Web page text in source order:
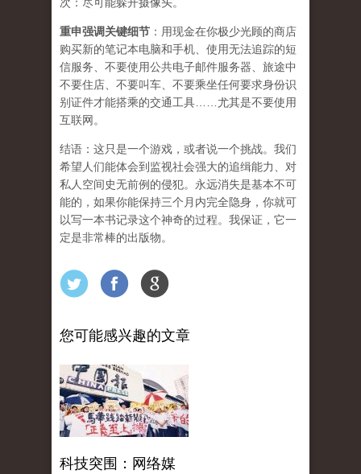
重申强调关键细节 ：用现金在你极少光顾的商店
购买新的笔记本电脑和手机、使用无法追踪的短
信服务、不要使用公共电子邮件服务器、旅途中
不要住店、不要叫车、不要乘坐任何要求身份识
别证件才能搭乘的交通工具……尤其是不要使用
互联网。
结语：这只是一个游戏，或者说一个挑战。我们
希望人们能体会到监视社会强大的追缉能力、对
私人空间史无前例的侵犯。永远消失是基本不可
能的，如果你能保持三个月内完全隐身，你就可
以写一本书记录这个神奇的过程。我保证，它一
定是非常棒的出版物。
您可能感兴趣的文章
科技突围：网络媒